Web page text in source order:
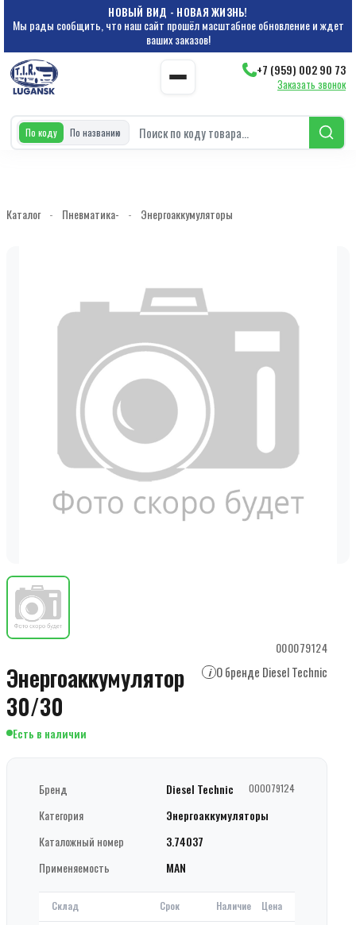
НОВЫЙ ВИД - НОВАЯ ЖИЗНЬ!
Мы рады сообщить, что наш сайт прошёл масштабное обновление и ждет
ваших заказов!
+7 (959) 002 90 73
Заказать звонок
По коду По названию
Каталог - Пневматика- - Энергоаккумуляторы
000079124
Энергоаккумулятор
30/30
i О бренде Diesel Technic
Есть в наличии
Бренд Diesel Technic 000079124
Категория
Энергоаккумуляторы
Каталожный номер
3.74037
Применяемость
MAN
Склад Срок Наличие Цена